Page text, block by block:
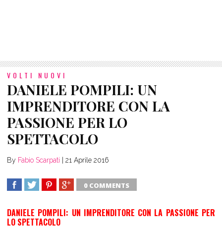
VOLTI NUOVI
DANIELE POMPILI: UN
IMPRENDITORE CON LA
PASSIONE PER LO
SPETTACOLO
By Fabio Scarpati 21 Aprile 2016
0 COMMENTS
DANIELE POMPILI: UN IMPRENDITORE CON LA PASSIONE PER
LO SPETTACOLO